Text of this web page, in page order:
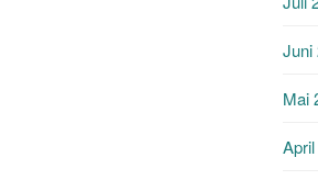
Juni
Mai